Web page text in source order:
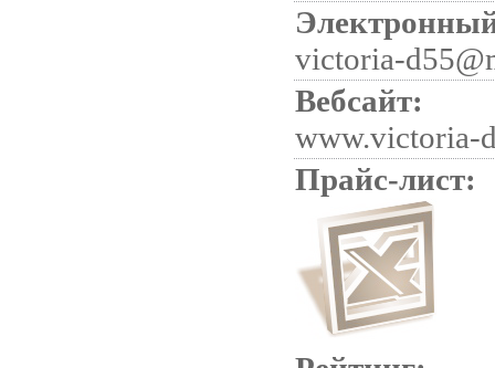
victoria-
Вебсайт:
www.victoria-
Прайс-лист: